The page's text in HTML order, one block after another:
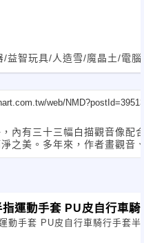
/益智玩具/人造雪/魔晶土/電
web/
內有三十三幅白描觀音像配
之美。多年來，作者畫觀音
運動手套 PU皮自行車騎
動手套 PU皮自行車騎行手套